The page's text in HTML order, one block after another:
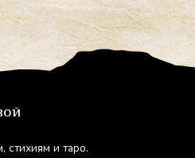
сти­хи­ям и та­ро.